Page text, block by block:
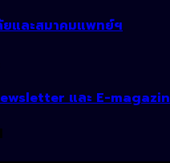
ยและสมาคมแพทย์ฯ
และ E-